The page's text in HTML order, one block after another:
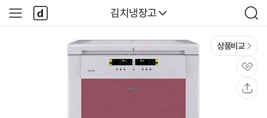
다나와
김치냉장고
검
색
사
이
다
나
와
상품비교
관
심